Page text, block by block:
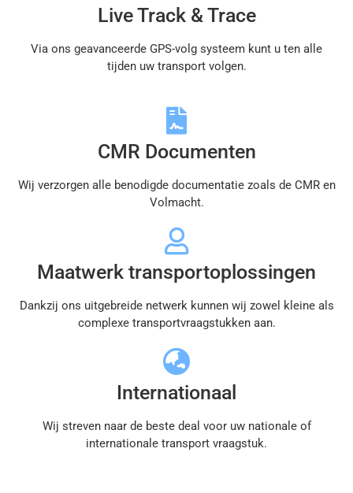
Live Track & Trace
Via ons geavanceerde GPS-volg systeem kunt u ten alle
tijden uw transport volgen.
CMR Documenten
Wij verzorgen alle benodigde documentatie zoals de CMR en
Volmacht.
Maatwerk transportoplossingen
Dankzij ons uitgebreide netwerk kunnen wij zowel kleine als
complexe transportvraagstukken aan.
Internationaal
Wij streven naar de beste deal voor uw nationale of
internationale transport vraagstuk.